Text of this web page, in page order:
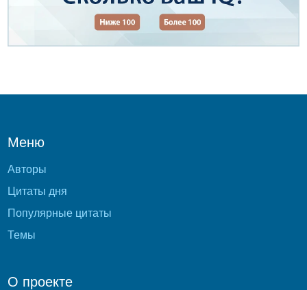
Меню
Авторы
Цитаты дня
Популярные цитаты
Темы
О проекте